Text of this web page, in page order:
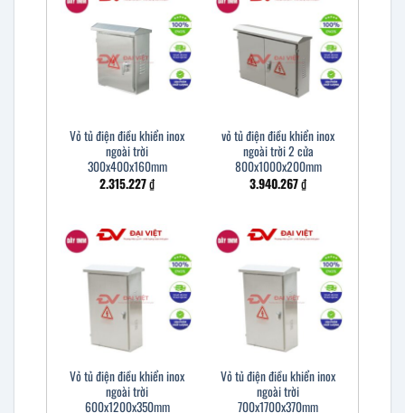
Vỏ tủ điện điều khiển inox
ngoài trời
300x400x160mm
2.315.227₫
vỏ tủ điện điều khiển inox
ngoài trời 2 cửa
800x1000x200mm
3.940.267₫
Vỏ tủ điện điều khiển inox
ngoài trời
600x1200x350mm
Vỏ tủ điện điều khiển inox
ngoài trời
700x1700x370mm